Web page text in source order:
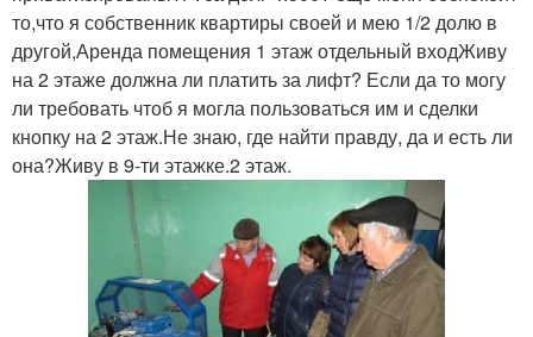
то,что я собственник квартиры своей и мею 1/2 долю в
другой,Аренда помещения 1 этаж отдельный входЖиву
на 2 этаже должна ли платить за лифт? Если да то могу
ли требовать чтоб я могла пользоваться им и сделки
кнопку на 2 этаж.Не знаю, где найти правду, да и есть ли
она?Живу в 9-ти этажке.2 этаж.